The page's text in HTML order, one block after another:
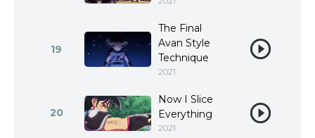
19
The Final
Avan Style
Technique
2021
20
Now I Slice
Everything
2021